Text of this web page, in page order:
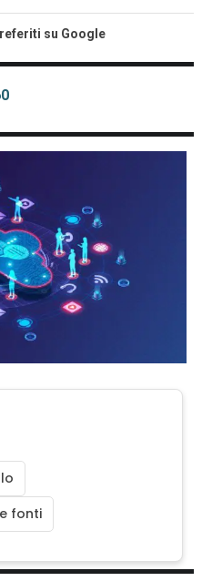
su Google
fonti